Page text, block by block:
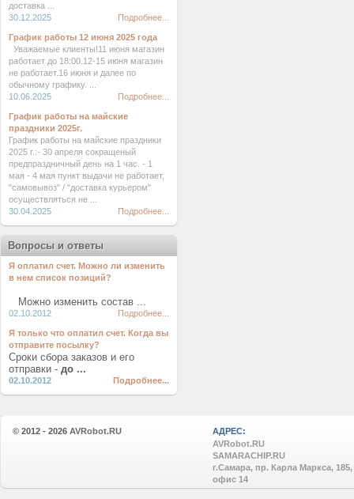
доставка ...
30.12.2025
Подробнее...
График работы 12 июня 2025 года
Уважаемые клиенты!11 июня магазин
работает до 18:00.12-15 июня магазин
не работает.16 июня и далее по
обычному графику. ...
10.06.2025
Подробнее...
График работы на майские
праздники 2025г.
График работы на майские праздники
2025 г.:- 30 апреля сокращеный
предпраздничный день на 1 час. - 1
мая - 4 мая пункт выдачи не работает,
"самовывоз" / "доставка курьером"
осуществляться не ...
30.04.2025
Подробнее...
Вопросы и ответы
Я оплатил счет. Можно ли изменить
в нем список позиций?
Можно изменить состав ...
02.10.2012 Подробнее...
Я только что оплатил счет. Когда вы
отправите посылку?
Сроки сбора заказов и его
отправки - до ...
02.10.2012 Подробнее...
© 2012 - 2026 AVRobot.RU
АДРЕС:
AVRobot.RU
SAMARACHIP.RU
г.Самара, пр. Карла Маркса, 185,
офис 14